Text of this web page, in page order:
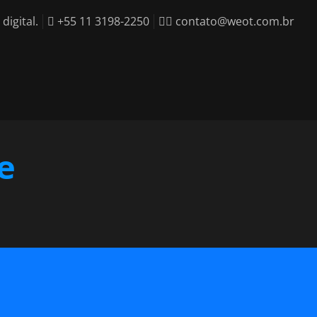
+55 11 3198-2250 contato@weot.com.br